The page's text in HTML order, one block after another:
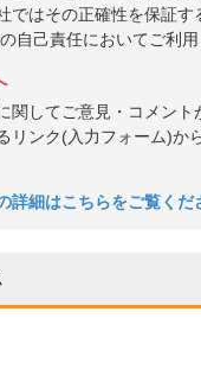
ではその正確性を保証す
自己責任においてご利用
関してご意見・コメント
リンク(入力フォーム)か
細はこちらをご覧くだ